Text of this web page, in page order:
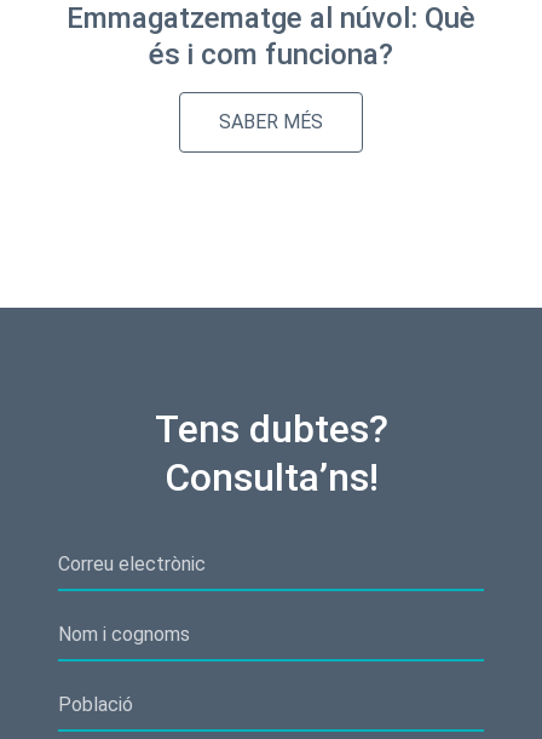
Emmagatzematge al núvol: Què
és i com funciona?
SABER MÉS
Tens dubtes?
Consulta’ns!